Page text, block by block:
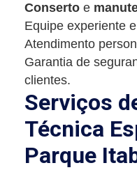
Conserto e
Equipe experiente
Atendimento
Garantia de
clientes.
Serviços
Técnica
Parque